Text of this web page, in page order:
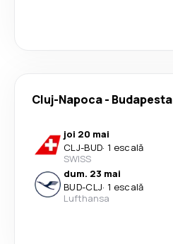
Cluj-Napoca- Budapesta
joi 20 mai
CLJ-BUD· 1 escală
SWISS
dum. 23 mai
BUD-CLJ· 1 escală
Lufthansa